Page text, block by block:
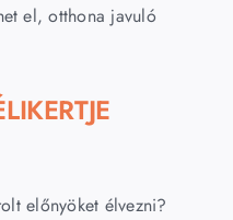
el, otthona javuló
előnyöket élvezni?